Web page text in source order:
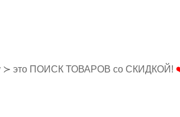
≻ это ПОИСК ТОВАРОВ со СКИДКОЙ!